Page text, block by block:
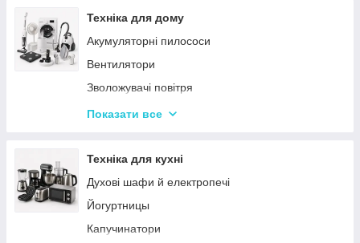
Бульйонниці
Тарілки
Техніка для дому
Акумуляторні пилососи
Вентилятори
Зволожувачі повітря
Пральні машинки
Набори для грумінгу
Машинки для видалення ковтунців
Праски
Отпариватели
Показати все
Техніка для кухні
Духові шафи й електропечі
Йогуртницы
Капучинатори